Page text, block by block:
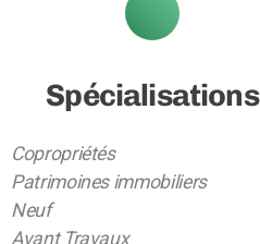
Spécialisations
Copropriétés
Patrimoines immobiliers
Neuf
Avant Travaux